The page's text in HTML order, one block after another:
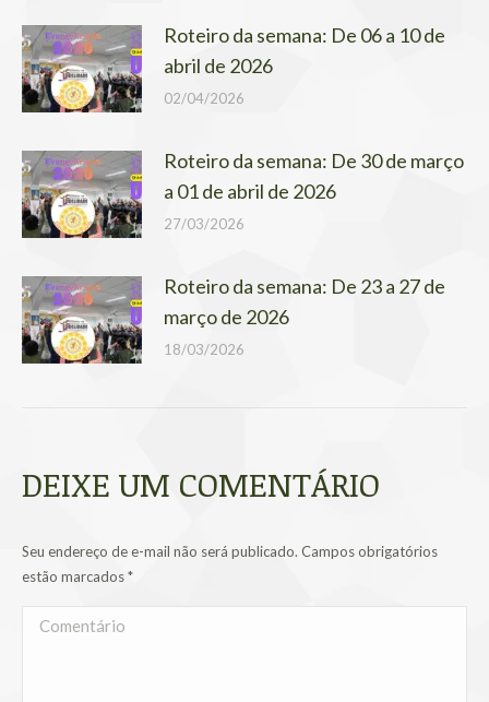
Roteiro da semana: De 06 a 10 de
abril de 2026
02/04/2026
Roteiro da semana: De 30 de março
a 01 de abril de 2026
27/03/2026
Roteiro da semana: De 23 a 27 de
março de 2026
18/03/2026
DEIXE UM COMENTÁRIO
Seu endereço de e-mail não será publicado. Campos obrigatórios
estão marcados*
Comentário